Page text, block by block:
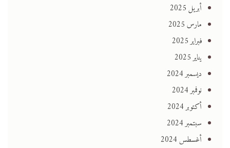
أبريل 2025
مارس 2025
فبراير 2025
يناير 2025
ديسمبر 2024
نوفمبر 2024
أكتوبر 2024
سبتمبر 2024
أغسطس 2024